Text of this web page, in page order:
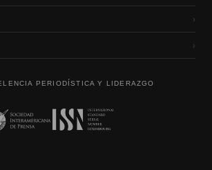
›
›
PERIODÍSTICA Y LIDERAZGO